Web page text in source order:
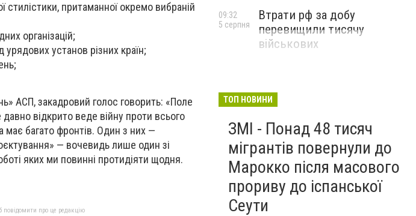
стилістики, притаманної окремо вибраній
організацій;
урядових установ різних країн;
АСП, закадровий голос говорить: «Поле
відкрито веде війну проти всього
має багато фронтів. Один з них —
— вочевидь лише один зі
яких ми повинні протидіяти щодня.
повідомити про це редакцію
Втрати рф за добу
перевищили тисячу
військових
09:32
5 серпня
ТОП НОВИНИ
ЗМІ - Понад 48 тисяч
мігрантів повернули до
Марокко після масового
прориву до іспанської
Сеути